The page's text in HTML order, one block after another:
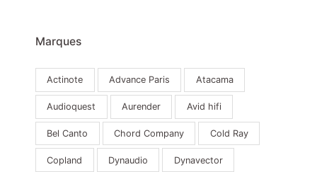
Marques
Actinote Advance Paris Atacama
Audioquest Aurender Avid hifi
Bel Canto Chord Company Cold Ray
Copland Dynaudio Dynavector